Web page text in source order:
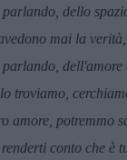
parlando, dello
mai la
parlando,
troviamo,
amore, potremmo
conto che è